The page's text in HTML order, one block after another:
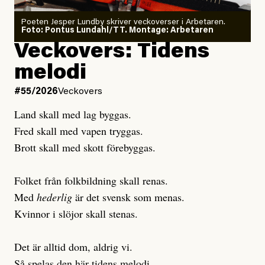
Publicerad6 August, 2026
Uppdaterad6 August, 2026
Joel Kellgren
Publicerad3 August, 2026
Uppdaterad3 August, 2026
Poeten Jesper Lundby skriver veckoverser i Arbetaren.
Foto: Pontus Lundahl/TT. Montage: Arbetaren
Veckovers: Tidens
melodi
#55/2026Veckovers
Land skall med lag byggas.
Fred skall med vapen tryggas.
Brott skall med skott förebyggas.
Folket från folkbildning skall renas.
Med hederlig är det svensk som menas.
Kvinnor i slöjor skall stenas.
Det är alltid dom, aldrig vi.